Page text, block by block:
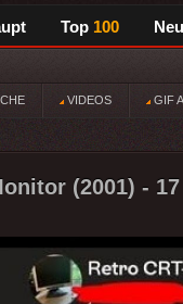
Top 100
VIDEOS GIF
(2001) -